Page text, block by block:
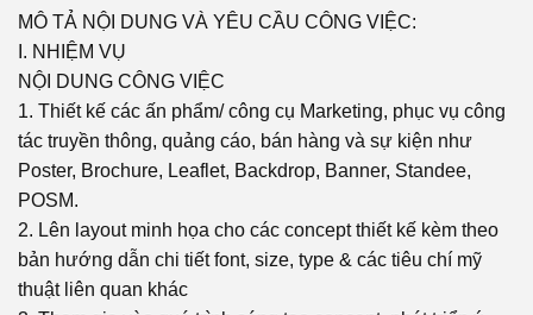
MÔ TẢ NỘI DUNG VÀ YÊU CẦU CÔNG VIỆC:
I. NHIỆM VỤ
NỘI DUNG CÔNG VIỆC
1. Thiết kế các ấn phẩm/ công cụ Marketing, phục vụ công
tác truyền thông, quảng cáo, bán hàng và sự kiện như
Poster, Brochure, Leaflet, Backdrop, Banner, Standee,
POSM.
2. Lên layout minh họa cho các concept thiết kế kèm theo
bản hướng dẫn chi tiết font, size, type & các tiêu chí mỹ
thuật liên quan khác